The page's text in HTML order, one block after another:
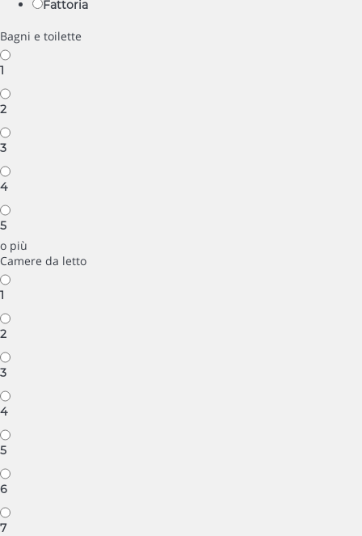
Fattoria
Bagni e toilette
1
2
3
4
5
o più
Camere da letto
1
2
3
4
5
6
7